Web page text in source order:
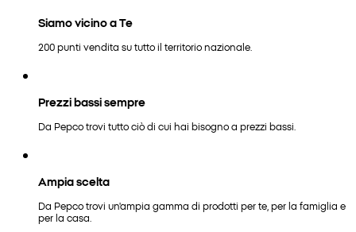
Siamo vicino a Te
200 punti vendita su tutto il territorio nazionale.
Prezzi bassi sempre
Da Pepco trovi tutto ciò di cui hai bisogno a prezzi bassi.
Ampia scelta
Da Pepco trovi un'ampia gamma di prodotti per te, per la famiglia e
per la casa.